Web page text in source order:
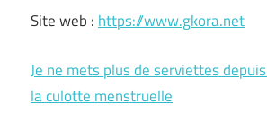
Site web : https://www.gkora.net
Je ne mets plus de serviettes
la culotte menstruelle